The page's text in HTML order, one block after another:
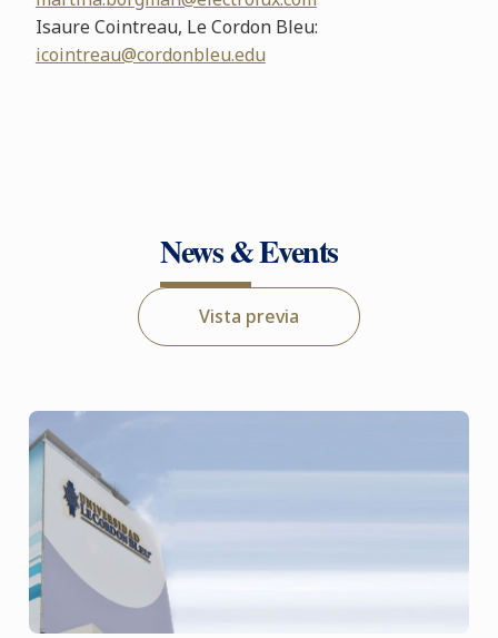
Isaure Cointreau, Le Cordon Bleu:
icointreau@cordonbleu.edu
News & Events
Vista previa